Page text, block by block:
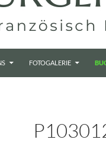
FOTOGALERIE